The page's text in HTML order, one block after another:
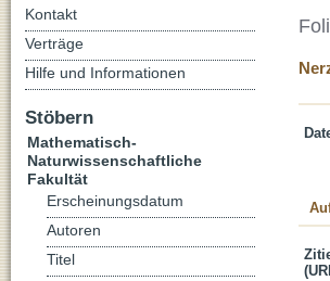
Kontakt
Verträge
Hilfe und Informationen
Stöbern
Mathematisch-
Naturwissenschaftliche
Fakultät
Erscheinungsdatum
Autoren
Titel